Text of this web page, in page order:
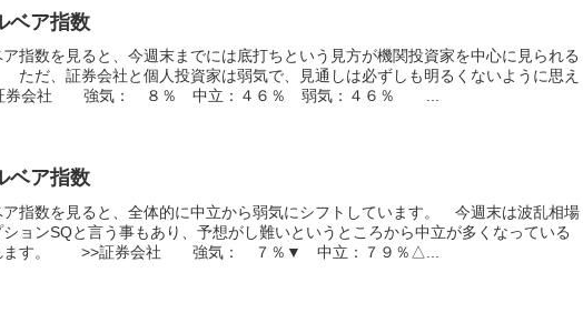
ベア指数
指数を見ると、今週末までには底打ちという見方が機関投資家を中心に見られる
ただ、証券会社と個人投資家は弱気で、見通しは必ずしも明るくないように思え
会社 強気： ８％ 中立：４６％ 弱気：４６％ ...
ベア指数
ア指数を見ると、全体的に中立から弱気にシフトしています。 今週末は波乱相場
ョンSQと言う事もあり、予想がし難いというところから中立が多くなっている
ます。 >>証券会社 強気： ７％▼ 中立：７９％△...